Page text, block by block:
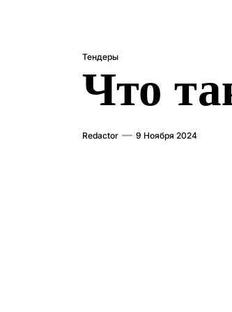
Тендеры
Что
Redactor 9 Ноября 2024